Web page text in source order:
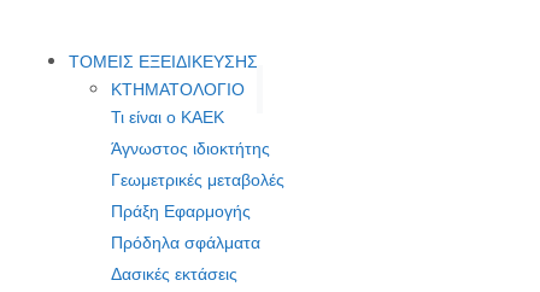
ΤΟΜΕΙΣ ΕΞΕΙΔΙΚΕΥΣΗΣ
ΚΤΗΜΑΤΟΛΟΓΙΟ
Τι είναι ο ΚΑΕΚ
Άγνωστος ιδιοκτήτης
Γεωμετρικές μεταβολές
Πράξη Εφαρμογής
Πρόδηλα σφάλματα
Δασικές εκτάσεις